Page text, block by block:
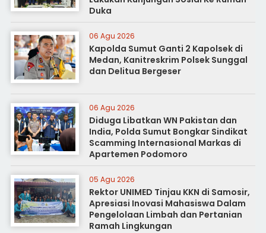
Duka
06 Agu 2026
Kapolda Sumut Ganti 2 Kapolsek di
Medan, Kanitreskrim Polsek Sunggal
dan Delitua Bergeser
06 Agu 2026
Diduga Libatkan WN Pakistan dan
India, Polda Sumut Bongkar Sindikat
Scamming Internasional Markas di
Apartemen Podomoro
05 Agu 2026
Rektor UNIMED Tinjau KKN di Samosir,
Apresiasi Inovasi Mahasiswa Dalam
Pengelolaan Limbah dan Pertanian
Ramah Lingkungan